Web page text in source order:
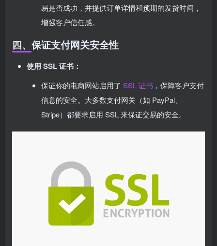
易是否成功，并提供订单详情和预期的发货时间，
增强客户信任感。
四、保证支付网关安全性
使用 SSL 证书：
保证你的电商网站启用了 SSL 证书 ，保障客户支付
信息的安全。大多数支付网关（如 PayPal、
Stripe）都要求启用 SSL 来保证交易的安全。